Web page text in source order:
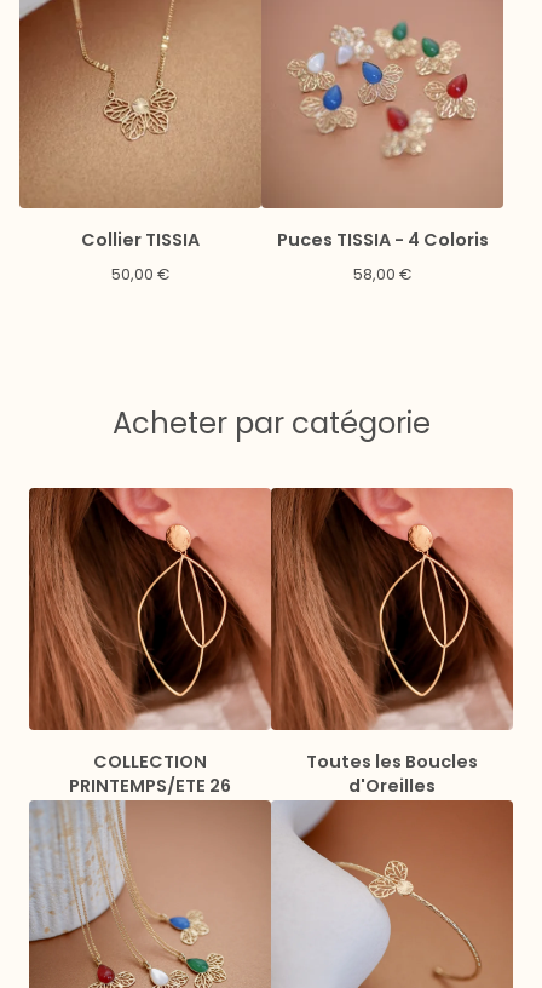
Collier TISSIA
50,00 €
Puces TISSIA - 4 Coloris
58,00 €
Acheter par catégorie
COLLECTION
PRINTEMPS/ETE 26
Toutes les Boucles
d'Oreilles